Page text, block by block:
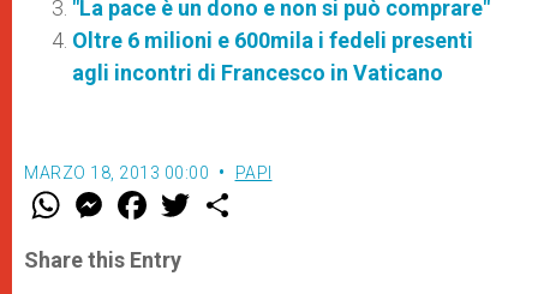
"La pace è un dono e non si può comprare"
Oltre 6 milioni e 600mila i fedeli presenti
agli incontri di Francesco in Vaticano
MARZO 18, 2013 00:00 PAPI
W
t
s
M
e
s
e
F
a
e
b
w
Share this Entry